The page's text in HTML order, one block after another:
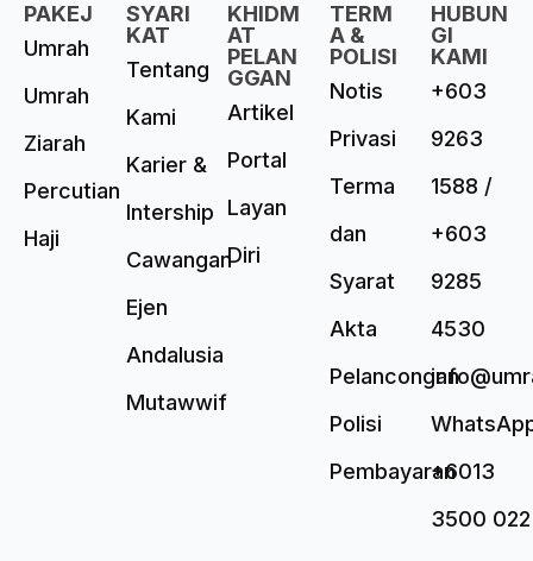
PAKEJ
Umrah
Umrah
Ziarah
Percutian
Haji
SYARI
KAT
Tentang
Kami
Karier &
Intership
Cawangan
Ejen
Andalusia
Mutawwif
KHIDM
AT
PELAN
GGAN
Artikel
Portal
Layan
Diri
TERM
A &
POLISI
Notis
Privasi
Terma
dan
Syarat
Akta
Pelancongan
Polisi
Pembayaran
HUBUN
GI
KAMI
+603
9263
1588 /
+603
9285
4530
+6013
3500 022